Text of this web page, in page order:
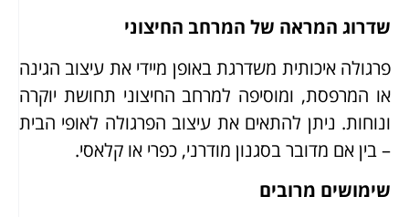
שדרוג המראה של המרחב החיצוני
פרגולה איכותית משדרגת באופן מיידי את עיצוב הגינה
או המרפסת, ומוסיפה למרחב החיצוני תחושת יוקרה
ונוחות. ניתן להתאים את עיצוב הפרגולה לאופי הבית
– בין אם מדובר בסגנון מודרני, כפרי או קלאסי.
שימושים מרובים